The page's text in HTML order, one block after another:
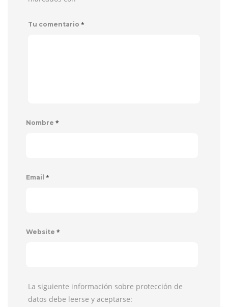
Tu comentario *
Nombre *
Email *
Website *
La siguiente información sobre protección de
datos debe leerse y aceptarse: